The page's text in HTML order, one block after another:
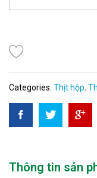
Categories: Thịt hộp,
Thông tin sản